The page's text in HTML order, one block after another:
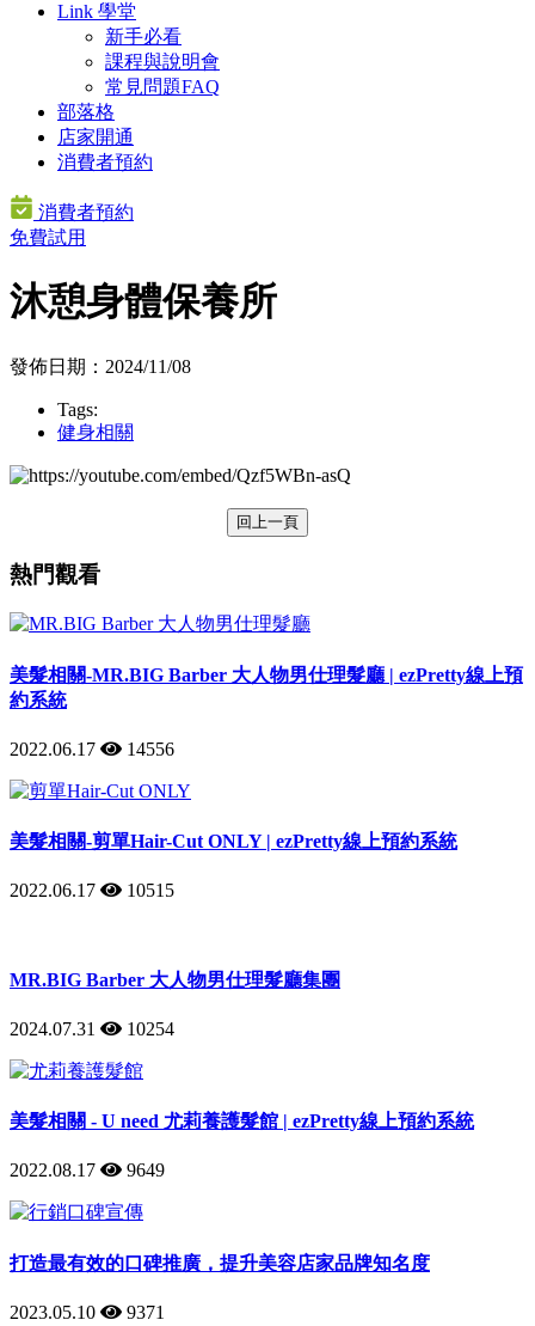
Link 學堂
新手必看
課程與說明會
常見問題FAQ
部落格
店家開通
消費者預約
消費者預約
免費試用
沐憩身體保養所
發佈日期：2024/11/08
Tags:
健身相關
回上一頁
熱門觀看
美髮相關-MR.BIG Barber 大人物男仕理髮廳 | ezPretty線上預
約系統
2022.06.17 14556
美髮相關-剪單Hair-Cut ONLY | ezPretty線上預約系統
2022.06.17 10515
MR.BIG Barber 大人物男仕理髮廳集團
2024.07.31 10254
美髮相關 - U need 尤莉養護髮館 | ezPretty線上預約系統
2022.08.17 9649
打造最有效的口碑推廣，提升美容店家品牌知名度
2023.05.10 9371